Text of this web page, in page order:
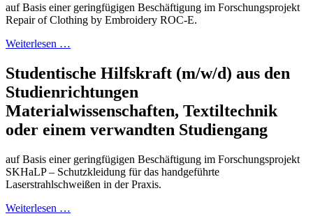
auf Basis einer geringfügigen Beschäftigung im Forschungsprojekt
Repair of Clothing by Embroidery ROC-E.
Weiterlesen …
Studentische Hilfskraft (m/w/d) aus den
Studienrichtungen
Materialwissenschaften, Textiltechnik
oder einem verwandten Studiengang
auf Basis einer geringfügigen Beschäftigung im Forschungsprojekt
SKHaLP – Schutzkleidung für das handgeführte
Laserstrahlschweißen in der Praxis.
Weiterlesen …